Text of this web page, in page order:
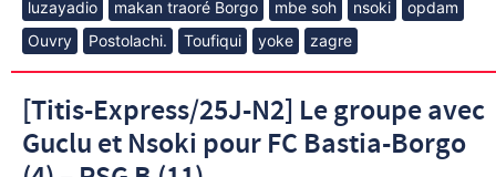
luzayadio
makan traoré Borgo mbe soh nsoki
opdam
Ouvry
Postolachi. Toufiqui yoke zagre
[Titis-Express/25J-N2] Le groupe avec
Guclu et Nsoki pour FC Bastia-Borgo